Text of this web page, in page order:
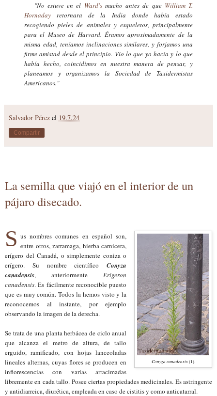
"No estuve en el Ward'smucho antes de que William T.
Hornaday retornara de la India donde había estado
recogiendo pieles de animales y esqueletos, principalmente
para el Museo de Harvard. Éramos aproximadamente de la
misma edad, teníamos inclinaciones similares, y forjamos una
firme amistad desde el principio. Vio lo que yo hacía y lo que
había hecho, coincidimos en nuestra manera de pensar, y
planeamos y organizamos la Sociedad de Taxidermistas
Americanos."
Salvador Pérez el 19.7.24
Compartir
La semilla que viajó en el interior de un
pájaro disecado.
Conyza canadensis(1).
S us nombres comunes en español son,
entre otros, zarramaga, hierba carnicera,
erígero del Canadá, o simplemente coniza o
erígero. Su nombre científicoConyza
canadensis, anteriormenteErigeron
canadensis. Es fácilmente reconocible puesto
que es muy común. Todos la hemos visto y la
reconocemos al instante, por ejemplo
observando la imagen de la derecha.
Se trata de una planta herbácea de ciclo anual
que alcanza el metro de altura, de tallo
erguido, ramificado, con hojas lanceoladas
lineales alternas, cuyas flores se producen en
inflorescencias con varias arracimadas
libremente en cada tallo. Posee ciertas propiedades medicinales. Es astringente
y antidiarreica, diurética, empleada en caso de cistitis y como anticatarral.